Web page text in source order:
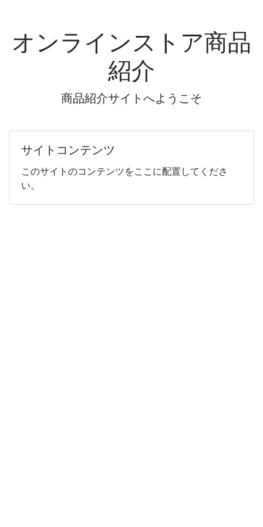
オンラインストア商品
紹介
商品紹介サイトへようこそ
サイトコンテンツ
このサイトのコンテンツをここに配置してくださ
い。